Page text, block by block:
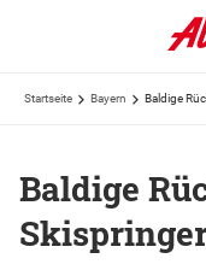
Startseite Bayern Baldige
Baldige